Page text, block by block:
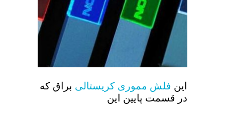
این فلش مموری کریستالی براق که
در قسمت پایین این